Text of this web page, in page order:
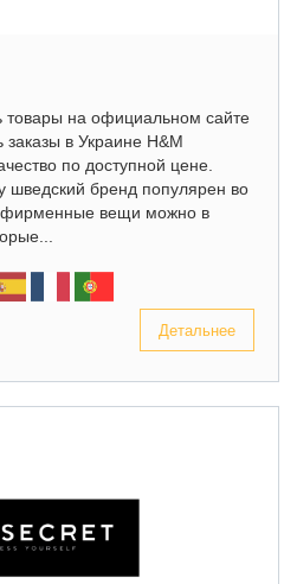
товары на официальном сайте
в Украине H&M
по доступной цене.
шведский бренд популярен во
фирменные вещи можно в
Детальнее